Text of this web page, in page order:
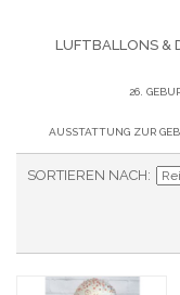
LUFTBALLONS &
26.
AUSSTATTUNG ZUR
SORTIEREN NACH